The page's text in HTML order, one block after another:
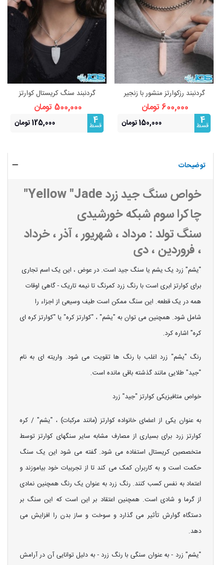
گردنبند رزکوارتز منشور با زنجیر
استیل
600,000 تومان
4
قسط 150,000 تومان
گردنبند سنگ کریستال کوارتز
شاقول با زنجیر استیل
500,000 تومان
4
قسط 125,000 تومان
توضیحات
خواص سنگ جید زرد Yellow "Jade"
چاکرا سوم شبکه خورشیدی
سنگ تولد : مرداد ، شهریور ، آذر ، خرداد
، فروردین ، دی
"یشم" زرد یک یشم یا سنگ جید است. در عوض ، این یک اسم تجاری
برای کوارتز ابری است با رنگ زرد کمرنگ تا نیمه تاریک - گاهی اوقات
همه در یک قطعه. این سنگ ممکن است طیف وسیعی از اجزاء را
شامل شود. همچنین می توان به "یشم" ، "کوارتز کره" یا "کوارتز کره ای
کره" اشاره کرد.
رنگ "یشم" زرد اغلب با رنگ ها تقویت می شود. واریته ای به نام
"جید" طلایی مانند گذشته باقی مانده است.
خواص متافیزیکی کوارتز "جید" زرد
به عنوان یکی از اعضای خانواده کوارتز (مانند مرکبات) ، "یشم" / کره
کوارتز زرد برای بسیاری از مصارف مشابه سایر سنگهای کوارتز توسط
متخصصین کریستال استفاده می شود. گفته می شود این یک سنگ
حکمت است و به کاربران کمک می کند تا از تجربیات خود بیاموزند و
اعتماد به نفس کسب کنند. رنگ زرد به عنوان یک رنگ همچنین نمادی
از گرما و شادی است. همچنین اعتقاد بر این است که این سنگ بر
دستگاه گوارش تأثیر می گذارد و سوخت و ساز بدن را افزایش می
دهد.
"یشم" زرد - به عنوان سنگی با رنگ زرد - به دلیل توانایی آن در آرامش